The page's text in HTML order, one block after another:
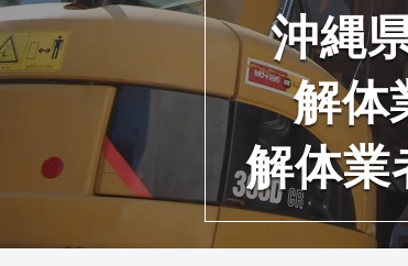
沖縄
解体
解体業